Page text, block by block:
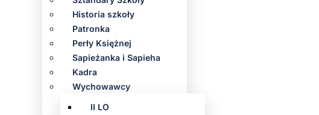
Historia szkoły
Patronka
Perły Księżnej
Sapieżanka i Sapieha
Kadra
Wychowawcy
II LO